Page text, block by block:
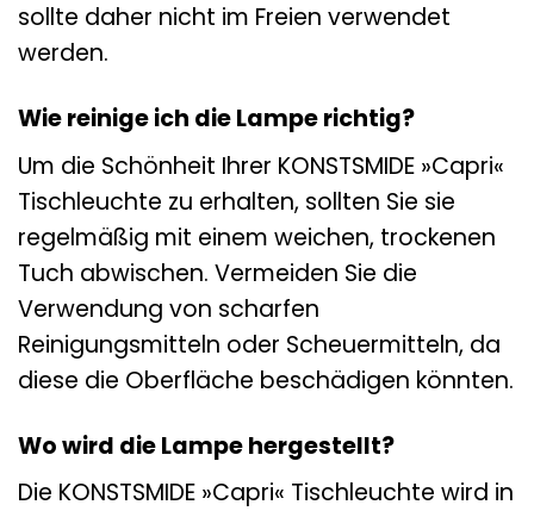
sollte daher nicht im Freien verwendet
werden.
Wie reinige ich die Lampe richtig?
Um die Schönheit Ihrer KONSTSMIDE »Capri«
Tischleuchte zu erhalten, sollten Sie sie
regelmäßig mit einem weichen, trockenen
Tuch abwischen. Vermeiden Sie die
Verwendung von scharfen
Reinigungsmitteln oder Scheuermitteln, da
diese die Oberfläche beschädigen könnten.
Wo wird die Lampe hergestellt?
Die KONSTSMIDE »Capri« Tischleuchte wird in